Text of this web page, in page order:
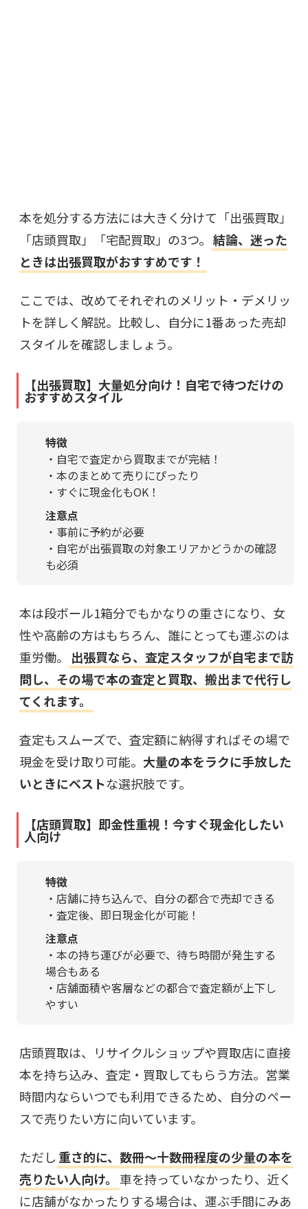
本を処分する方法には大きく分けて「出張買取」
「店頭買取」「宅配買取」の3つ。 結論、迷った
ときは出張買取がおすすめです！
ここでは、改めてそれぞれのメリット・デメリッ
トを詳しく解説。比較し、自分に1番あった売却
スタイルを確認しましょう。
【出張買取】大量処分向け！自宅で待つだけの
おすすめスタイル
特徴
・自宅で査定から買取までが完結！
・本のまとめて売りにぴったり
・すぐに現金化もOK！
注意点
・事前に予約が必要
・自宅が出張買取の対象エリアかどうかの確認
も必須
本は段ボール1箱分でもかなりの重さになり、女
性や高齢の方はもちろん、誰にとっても運ぶのは
重労働。
出張買なら、査定スタッフが自宅まで訪
問し、その場で本の査定と買取、搬出まで代行し
てくれます。
査定もスムーズで、査定額に納得すればその場で
現金を受け取り可能。 大量の本をラクに手放した
いときにベストな選択肢です。
【店頭買取】即金性重視！今すぐ現金化したい
人向け
特徴
・店舗に持ち込んで、自分の都合で売却できる
・査定後、即日現金化が可能！
注意点
・本の持ち運びが必要で、待ち時間が発生する
場合もある
・店舗面積や客層などの都合で査定額が上下し
やすい
店頭買取は、リサイクルショップや買取店に直接
本を持ち込み、査定・買取してもらう方法。営業
時間内ならいつでも利用できるため、自分のペー
スで売りたい方に向いています。
ただし 重さ的に、数冊〜十数冊程度の少量の本を
売りたい人向け。 車を持っていなかったり、近く
に店舗がなかったりする場合は、運ぶ手間にみあ